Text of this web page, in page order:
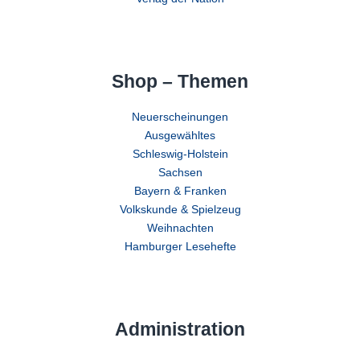
Shop – Themen
Neuerscheinungen
Ausgewähltes
Schleswig-Holstein
Sachsen
Bayern & Franken
Volkskunde & Spielzeug
Weihnachten
Hamburger Lesehefte
Administration